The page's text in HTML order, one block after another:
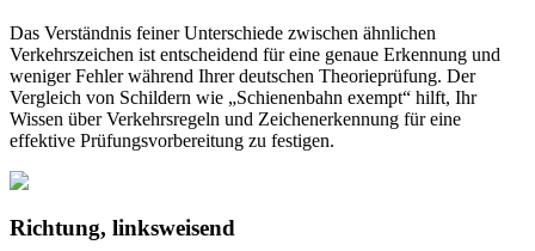
Das Verständnis feiner Unterschiede zwischen ähnlichen
Verkehrszeichen ist entscheidend für eine genaue Erkennung und
weniger Fehler während Ihrer deutschen Theorieprüfung. Der
Vergleich von Schildern wie „Schienenbahn exempt“ hilft, Ihr
Wissen über Verkehrsregeln und Zeichenerkennung für eine
effektive Prüfungsvorbereitung zu festigen.
Richtung, linksweisend